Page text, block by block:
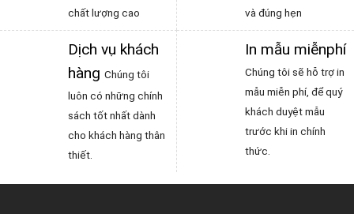
chất lượng cao
và đúng hẹn
Dịch vụ khách
hàng Chúng tôi
luôn có những chính
sách tốt nhất dành
cho khách hàng thân
thiết.
In mẫu miễnphí
Chúng tôi sẽ hỗ trợ in
mẫu miễn phí, để quý
khách duyệt mẫu
trước khi in chính
thức.